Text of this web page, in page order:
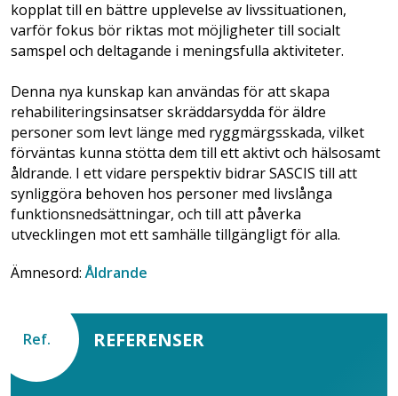
kopplat till en bättre upplevelse av livssituationen,
varför fokus bör riktas mot möjligheter till socialt
samspel och deltagande i meningsfulla aktiviteter.
Denna nya kunskap kan användas för att skapa
rehabiliteringsinsatser skräddar­sydda för äldre
personer som levt länge med ryggmärgsskada, vilket
förväntas kunna stötta dem till ett aktivt och hälsosamt
åldrande. I ett vidare perspektiv bidrar SASCIS till att
synliggöra behoven hos personer med livslånga
funktionsnedsättningar, och till att påverka
utvecklingen mot ett samhälle tillgängligt för alla.
Ämnesord:Åldrande
Ref. REFERENSER